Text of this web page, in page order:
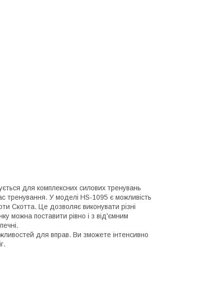
для комплексних силових тренувань
тренування. У моделі HS-1095 є можливість
Скотта. Це дозволяє виконувати різні
можна поставити рівно і з від'ємним
для вправ. Ви зможете інтенсивно